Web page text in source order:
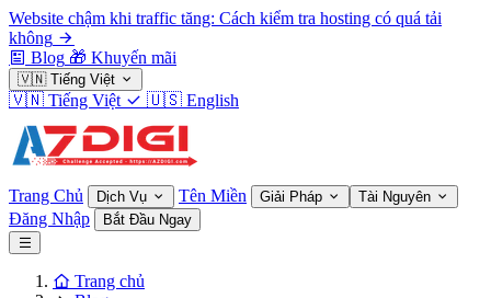
Website chậm khi traffic tăng: Cách kiểm tra hosting có quá tải
không
Blog 🎁 Khuyến mãi
🇻🇳 Tiếng Việt
🇻🇳 Tiếng Việt 🇺🇸 English
Trang Chủ Dịch Vụ Tên Miền Giải Pháp Tài Nguyên
Đăng Nhập Bắt Đầu Ngay
Trang chủ